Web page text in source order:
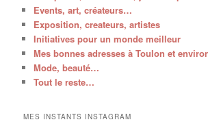
Events, art, créateurs…
Exposition, createurs, artistes
Initiatives pour un monde meilleur
Mes bonnes adresses à Toulon et
Mode, beauté…
Tout le reste…
MES INSTANTS INSTAGRAM